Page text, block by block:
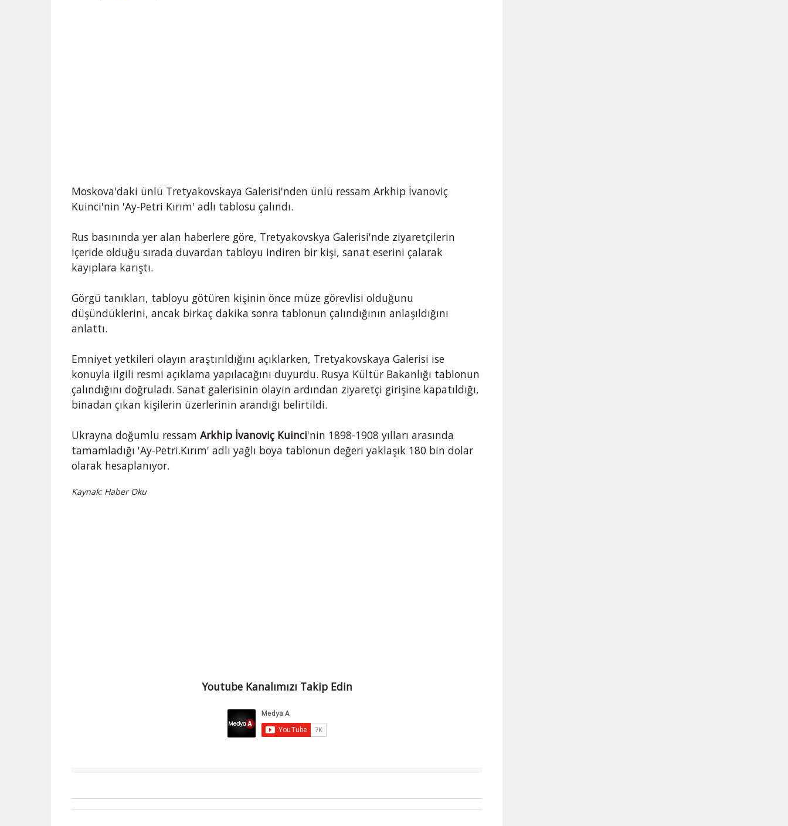
Moskova'daki ünlü Tretyakovskaya Galerisi'nden ünlü ressam Arkhip İvanoviç
Kuinci'nin 'Ay-Petri Kırım' adlı tablosu çalındı.
Rus basınında yer alan haberlere göre, Tretyakovskya Galerisi'nde ziyaretçilerin
içeride olduğu sırada duvardan tabloyu indiren bir kişi, sanat eserini çalarak
kayıplara karıştı.
Görgü tanıkları, tabloyu götüren kişinin önce müze görevlisi olduğunu
düşündüklerini, ancak birkaç dakika sonra tablonun çalındığının anlaşıldığını
anlattı.
Emniyet yetkileri olayın araştırıldığını açıklarken, Tretyakovskaya Galerisi ise
konuyla ilgili resmi açıklama yapılacağını duyurdu. Rusya Kültür Bakanlığı tablonun
çalındığını doğruladı. Sanat galerisinin olayın ardından ziyaretçi girişine kapatıldığı,
binadan çıkan kişilerin üzerlerinin arandığı belirtildi.
Ukrayna doğumlu ressamArkhip İvanoviç Kuinci'nin 1898-1908 yılları arasında
tamamladığı 'Ay-Petri.Kırım' adlı yağlı boya tablonun değeri yaklaşık 180 bin dolar
olarak hesaplanıyor.
Kaynak: Haber Oku
Youtube Kanalımızı Takip Edin